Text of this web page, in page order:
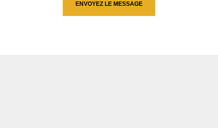
ENVOYEZ LE MESSAGE